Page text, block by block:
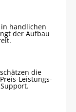
handlichen
der Aufbau
die
Leistungs-